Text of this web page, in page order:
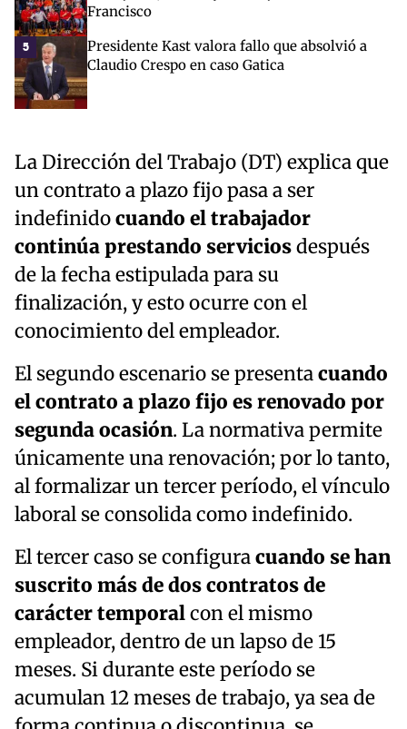
Francisco
5
Presidente Kast valora fallo que absolvió a
Claudio Crespo en caso Gatica
La Dirección del Trabajo (DT) explica que
un contrato a plazo fijo pasa a ser
indefinidocuando el trabajador
continúa prestando serviciosdespués
de la fecha estipulada para su
finalización, y esto ocurre con el
conocimiento del empleador.
El segundo escenario se presentacuando
el contrato a plazo fijo es renovado por
segunda ocasión. La normativa permite
únicamente una renovación; por lo tanto,
al formalizar un tercer período, el vínculo
laboral se consolida como indefinido.
El tercer caso se configuracuando se han
suscrito más de dos contratos de
carácter temporalcon el mismo
empleador, dentro de un lapso de 15
meses. Si durante este período se
acumulan 12 meses de trabajo, ya sea de